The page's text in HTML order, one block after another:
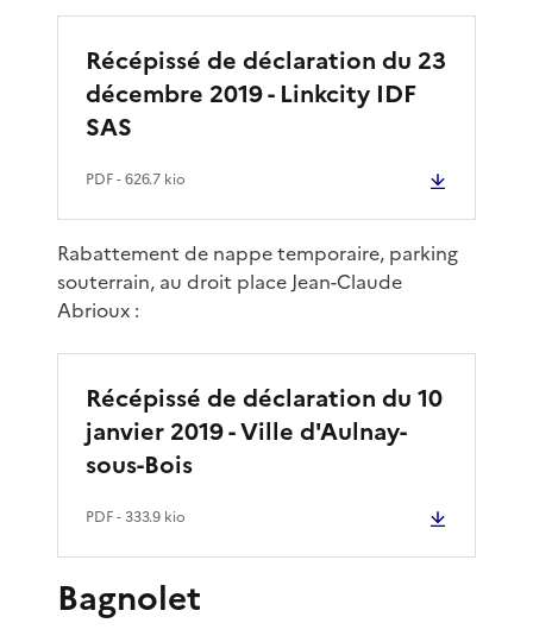
Récépissé de déclaration du 23
décembre 2019 - Linkcity IDF
SAS
PDF- 626.7 kio
Rabattement de nappe temporaire, parking
souterrain, au droit place Jean-Claude
Abrioux :
Récépissé de déclaration du 10
janvier 2019 - Ville d'Aulnay-
sous-Bois
PDF- 333.9 kio
Bagnolet